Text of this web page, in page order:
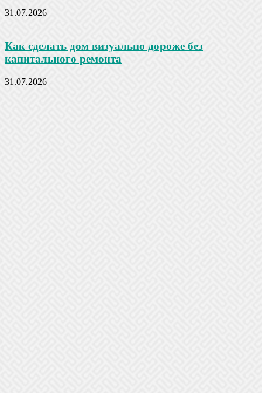
31.07.2026
Как сделать дом визуально дороже без
капитального ремонта
31.07.2026